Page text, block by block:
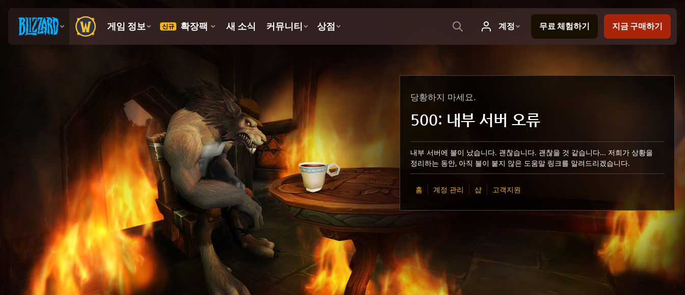
당황하지 마세요.
500: 내부 서버 오류
내부 서버에 불이 났습니다. 괜찮습니다. 괜찮을 것 같습니다... 저희가 상황을
정리하는 동안, 아직 불이 붙지 않은 도움말 링크를 알려드리겠습니다.
홈 계정 관리 샵 고객지원